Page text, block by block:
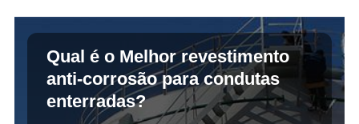
Qual é o Melhor revestimento
anti-corrosão para condutas
enterradas?